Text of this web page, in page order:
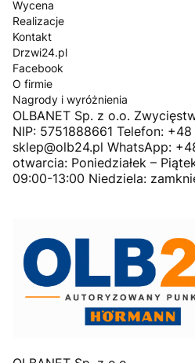
Wycena
Realizacje
Kontakt
Drzwi24.pl
Facebook
O firmie
Nagrody i wyróżnienia
OLBANET Sp. z o.o.
NIP: 5751888661 Telefon:
sklep@olb24.pl WhatsApp:
otwarcia: Poniedziałek –
09:00-13:00 Niedziela: